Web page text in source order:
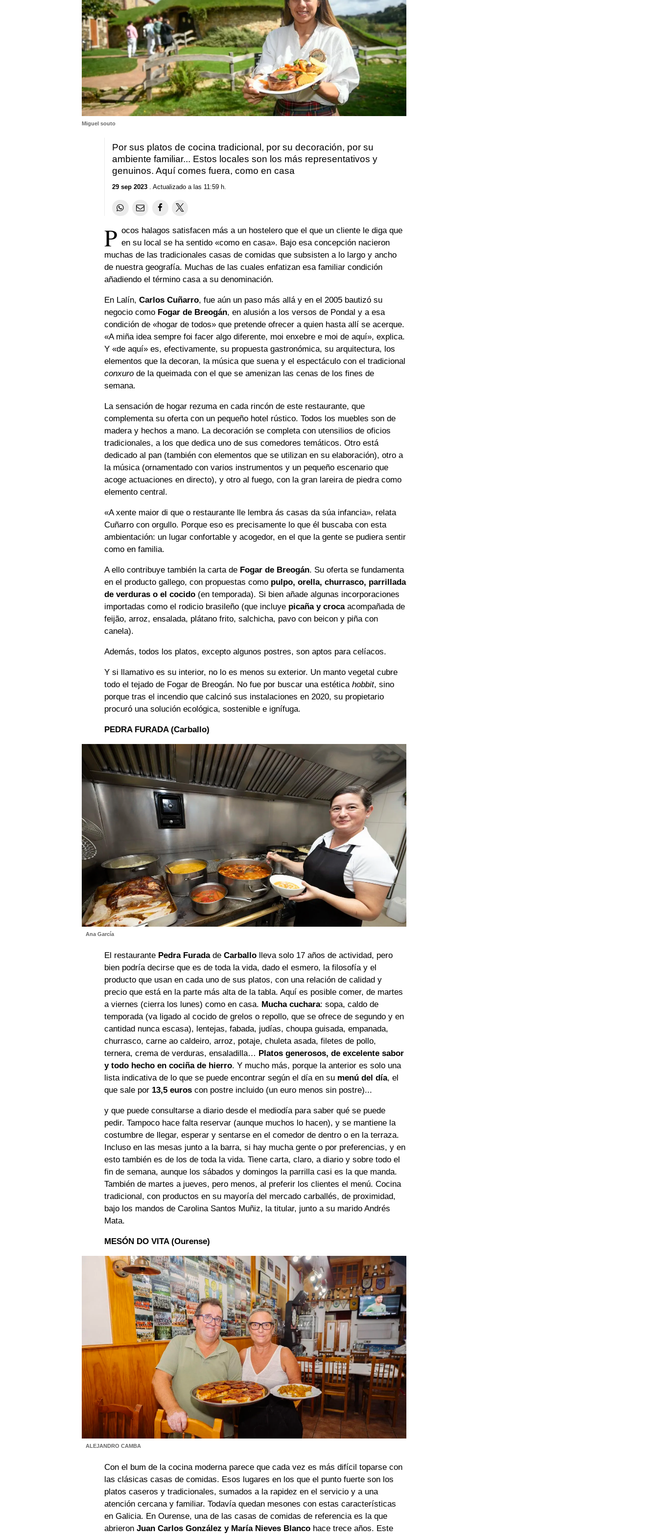
Miguel souto
Por sus platos de cocina tradicional, por su decoración, por su
ambiente familiar... Estos locales son los más representativos y
genuinos. Aquí comes fuera, como en casa
29 sep 2023 . Actualizado a las 11:59 h.
P ocos halagos satisfacen más a un hostelero que el que un cliente le diga que
en su local se ha sentido «como en casa». Bajo esa concepción nacieron
muchas de las tradicionales casas de comidas que subsisten a lo largo y ancho
de nuestra geografía. Muchas de las cuales enfatizan esa familiar condición
añadiendo el término casa a su denominación.
En Lalín,Carlos Cuñarro, fue aún un paso más allá y en el 2005 bautizó su
negocio como Fogar de Breogán, en alusión a los versos de Pondal y a esa
condición de «hogar de todos» que pretende ofrecer a quien hasta allí se acerque.
«A miña idea sempre foi facer algo diferente, moi enxebre e moi de aquí», explica.
Y «de aquí» es, efectivamente, su propuesta gastronómica, su arquitectura, los
elementos que la decoran, la música que suena y el espectáculo con el tradicional
conxuro de la queimada con el que se amenizan las cenas de los fines de
semana.
La sensación de hogar rezuma en cada rincón de este restaurante, que
complementa su oferta con un pequeño hotel rústico. Todos los muebles son de
madera y hechos a mano. La decoración se completa con utensilios de oficios
tradicionales, a los que dedica uno de sus comedores temáticos. Otro está
dedicado al pan (también con elementos que se utilizan en su elaboración), otro a
la música (ornamentado con varios instrumentos y un pequeño escenario que
acoge actuaciones en directo), y otro al fuego, con la gran lareira de piedra como
elemento central.
«A xente maior di que o restaurante lle lembra ás casas da súa infancia», relata
Cuñarro con orgullo. Porque eso es precisamente lo que él buscaba con esta
ambientación: un lugar confortable y acogedor, en el que la gente se pudiera sentir
como en familia.
A ello contribuye también la carta de Fogar de Breogán. Su oferta se fundamenta
en el producto gallego, con propuestas como pulpo, orella, churrasco, parrillada
de verduras o el cocido (en temporada). Si bien añade algunas incorporaciones
importadas como el rodicio brasileño (que incluye picaña y crocaacompañada de
feijão, arroz, ensalada, plátano frito, salchicha, pavo con beicon y piña con
canela).
Además, todos los platos, excepto algunos postres, son aptos para celíacos.
Y si llamativo es su interior, no lo es menos su exterior. Un manto vegetal cubre
todo el tejado de Fogar de Breogán. No fue por buscar una estéticahobbit, sino
porque tras el incendio que calcinó sus instalaciones en 2020, su propietario
procuró una solución ecológica, sostenible e ignífuga.
PEDRA FURADA (Carballo)
Ana García
El restaurante Pedra FuradadeCarballo lleva solo 17 años de actividad, pero
bien podría decirse que es de toda la vida, dado el esmero, la filosofía y el
producto que usan en cada uno de sus platos, con una relación de calidad y
precio que está en la parte más alta de la tabla. Aquí es posible comer, de martes
a viernes (cierra los lunes) como en casa. Mucha cuchara: sopa, caldo de
temporada (va ligado al cocido de grelos o repollo, que se ofrece de segundo y en
cantidad nunca escasa), lentejas, fabada, judías, choupa guisada, empanada,
churrasco, carne ao caldeiro, arroz, potaje, chuleta asada, filetes de pollo,
ternera, crema de verduras, ensaladilla… Platos generosos, de excelente sabor
y todo hecho en cociña de hierro. Y mucho más, porque la anterior es solo una
lista indicativa de lo que se puede encontrar según el día en su menú del día, el
que sale por 13,5 euros con postre incluido (un euro menos sin postre)...
y que puede consultarse a diario desde el mediodía para saber qué se puede
pedir. Tampoco hace falta reservar (aunque muchos lo hacen), y se mantiene la
costumbre de llegar, esperar y sentarse en el comedor de dentro o en la terraza.
Incluso en las mesas junto a la barra, si hay mucha gente o por preferencias, y en
esto también es de los de toda la vida. Tiene carta, claro, a diario y sobre todo el
fin de semana, aunque los sábados y domingos la parrilla casi es la que manda.
También de martes a jueves, pero menos, al preferir los clientes el menú. Cocina
tradicional, con productos en su mayoría del mercado carballés, de proximidad,
bajo los mandos de Carolina Santos Muñiz, la titular, junto a su marido Andrés
Mata.
MESÓN DO VITA (Ourense)
ALEJANDRO CAMBA
Con el bum de la cocina moderna parece que cada vez es más difícil toparse con
las clásicas casas de comidas. Esos lugares en los que el punto fuerte son los
platos caseros y tradicionales, sumados a la rapidez en el servicio y a una
atención cercana y familiar. Todavía quedan mesones con estas características
en Galicia. En Ourense, una de las casas de comidas de referencia es la que
abrieronJuan Carlos González y María Nieves Blanco hace trece años. Este